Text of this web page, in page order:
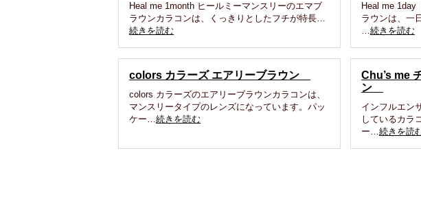
Heal me 1month ヒールミーマンスリーのエマブ
ラウンカラコンは、くっきりとしたフチが特長…
続きを読む
Heal me 1day
ラウンは、一
…続きを読む
colors カラーズ エアリーブラウン
colors カラーズのエアリーブラウンカラコンは、
マンスリータイプのレンズになっています。パッ
ケー…続きを読む
Chu’s me
ン
インフルエン
しているカラ
ー…続きを読